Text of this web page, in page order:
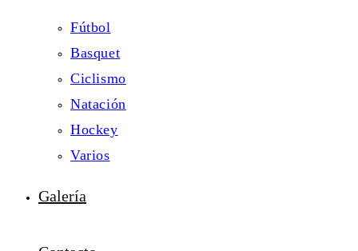
Fútbol
Basquet
Ciclismo
Natación
Hockey
Varios
Galería